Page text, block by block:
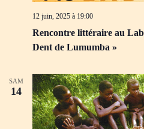
12 juin, 2025 à 19:00
Rencontre littéraire au
Dent de Lumumba »
SAM
14